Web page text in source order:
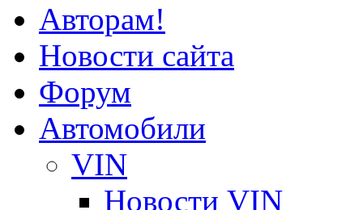
Авторам!
Новости сайта
Форум
Автомобили
VIN
Новости VIN